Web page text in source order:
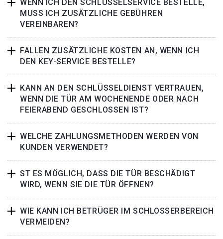
WENN ICH DEN SCHLÜSSELSERVICE BESTELLE,
MUSS ICH ZUSÄTZLICHE GEBÜHREN
VEREINBAREN?
FALLEN ZUSÄTZLICHE KOSTEN AN, WENN ICH
DEN KEY-SERVICE BESTELLE?
KANN AN DEN SCHLÜSSELDIENST VERTRAUEN,
WENN DIE TÜR AM WOCHENENDE ODER NACH
FEIERABEND GESCHLOSSEN IST?
WELCHE ZAHLUNGSMETHODEN WERDEN VON
KUNDEN VERWENDET?
ST ES MÖGLICH, DASS DIE TÜR BESCHÄDIGT
WIRD, WENN SIE DIE TÜR ÖFFNEN?
WIE KANN ICH BETRÜGER IM SCHLOSSERBEREICH
VERMEIDEN?